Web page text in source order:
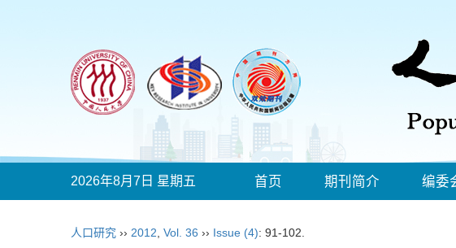
2026年8月7日 星期五 首页 期刊简介 编委
人口研究 ›› 2012 Vol. 36 ›› Issue (4): 91-102.